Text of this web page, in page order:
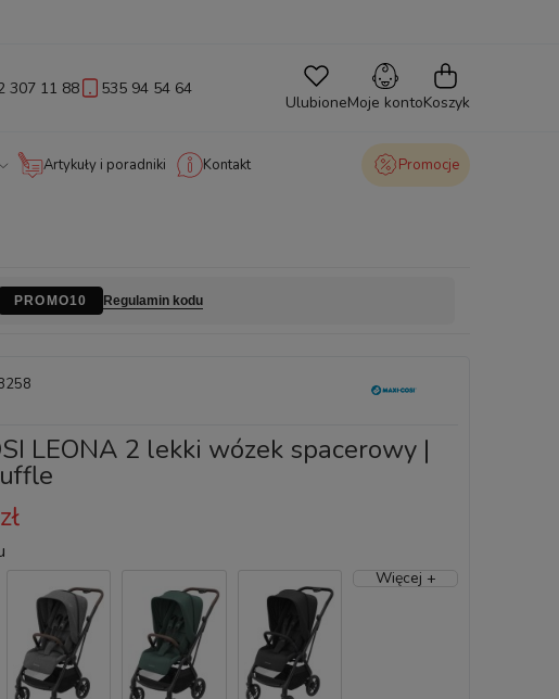
307 11 88 535 94 54 64
UlubioneMoje kontoKoszyk
Artykuły i poradniki Kontakt Promocje
PROMO10 Regulamin kodu
LEONA 2 lekki wózek spacerowy |
Więcej +